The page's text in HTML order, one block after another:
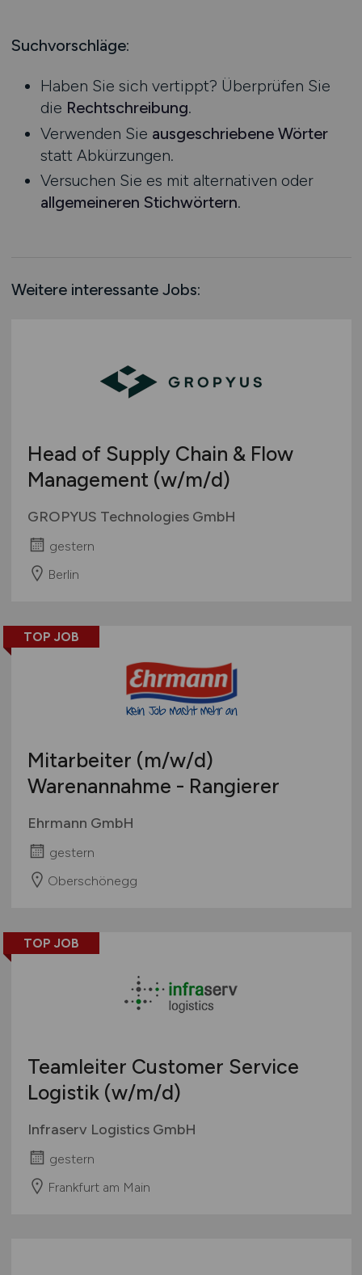
Schienen- / Straßen- / Luft- / Seefracht
Supply Chain Management
Vertrieb / Verkauf / Handel
Zoll / Behörden
Sonstige
Mecklenburg-Vorpommern
Nordrhein-Westfalen
Rheinland-Pfalz
Saarland
Sachsen
Sachsen-Anhalt
Schleswig-Holstein
Schweiz
Suchvorschläge:
Haben Sie sich vertippt? Überprüfen Sie
die Rechtschreibung.
Verwenden Sie ausgeschriebene Wörter
statt Abkürzungen.
Versuchen Sie es mit alternativen oder
allgemeineren Stichwörtern.
Weitere interessante Jobs:
Head of Supply Chain & Flow
Management (w/m/d)
GROPYUS Technologies GmbH
gestern
Berlin
TOP JOB
Mitarbeiter (m/w/d)
Warenannahme - Rangierer
Ehrmann GmbH
gestern
Oberschönegg
TOP JOB
Teamleiter Customer Service
Logistik (w/m/d)
Infraserv Logistics GmbH
gestern
Frankfurt am Main